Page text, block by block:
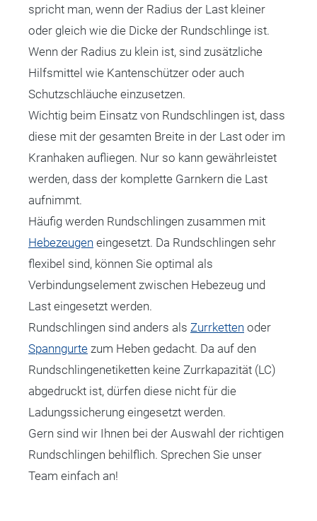
spricht man, wenn der Radius der Last kleiner
oder gleich wie die Dicke der Rundschlinge ist.
Wenn der Radius zu klein ist, sind zusätzliche
Hilfsmittel wie Kantenschützer oder auch
Schutzschläuche einzusetzen.
Wichtig beim Einsatz von Rundschlingen ist, dass
diese mit der gesamten Breite in der Last oder im
Kranhaken aufliegen. Nur so kann gewährleistet
werden, dass der komplette Garnkern die Last
aufnimmt.
Häufig werden Rundschlingen zusammen mit
Hebezeugen eingesetzt. Da Rundschlingen sehr
flexibel sind, können Sie optimal als
Verbindungselement zwischen Hebezeug und
Last eingesetzt werden.
Rundschlingen sind anders als Zurrketten oder
Spanngurte zum Heben gedacht. Da auf den
Rundschlingenetiketten keine Zurrkapazität (LC)
abgedruckt ist, dürfen diese nicht für die
Ladungssicherung eingesetzt werden.
Gern sind wir Ihnen bei der Auswahl der richtigen
Rundschlingen behilflich. Sprechen Sie unser
Team einfach an!